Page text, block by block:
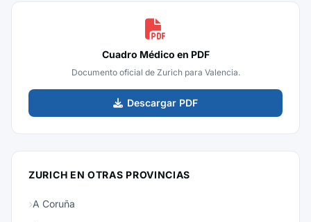
Cuadro Médico en PDF
Documento oficial de Zurich para Valencia.
Descargar PDF
ZURICH EN OTRAS PROVINCIAS
A Coruña